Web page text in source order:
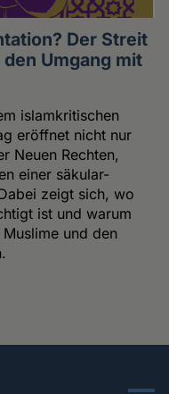
Der Streit
Umgang mit
islamkritischen
eröffnet nicht nur
Neuen Rechten,
einer säkular-
zeigt sich, wo
ist und warum
und den